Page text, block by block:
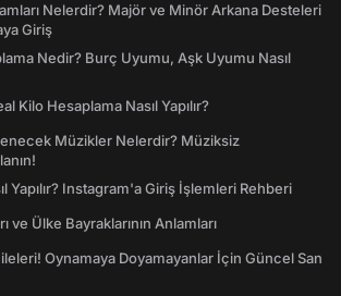
Nelerdir? Majör ve Minör Arkana Desteleri
Giriş
Nedir? Burç Uyumu, Aşk Uyumu Nasıl
Kilo Hesaplama Nasıl Yapılır?
Müzikler Nelerdir? Müziksiz
Yapılır? Instagram'a Giriş İşlemleri Rehberi
ve Ülke Bayraklarının Anlamları
Oynamaya Doyamayanlar İçin Güncel San